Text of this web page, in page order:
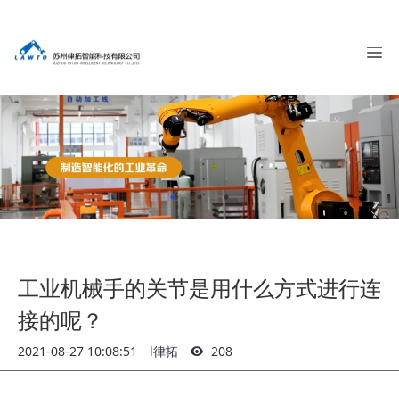
工业机械手的关节是用什么方式进行连
接的呢？
2021-08-27 10:08:51 l律拓 208